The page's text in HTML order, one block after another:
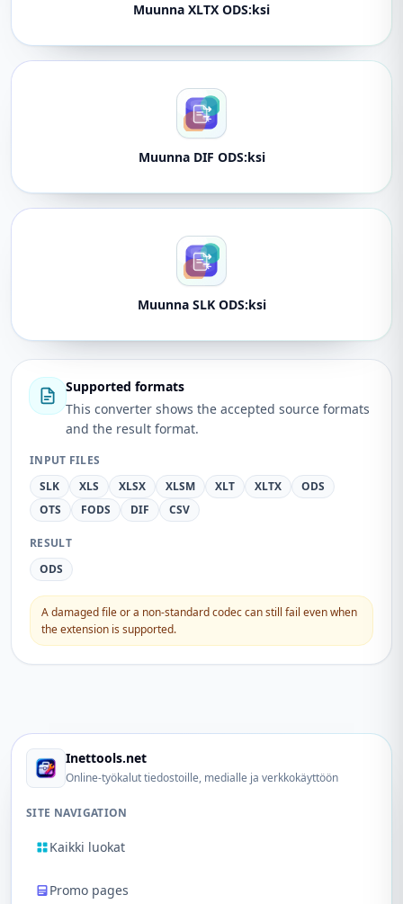
Muunna XLTX ODS:ksi
Muunna DIF ODS:ksi
Muunna SLK ODS:ksi
Supported formats
This converter shows the accepted source formats
and the result format.
INPUT FILES
SLK
XLS XLSX XLSM XLT XLTX
ODS
OTS
FODS DIF CSV
RESULT
ODS
A damaged file or a non-standard codec can still fail even when
the extension is supported.
Inettools.net
Online-työkalut tiedostoille, medialle ja verkkokäyttöön
SITE NAVIGATION
Kaikki luokat
Promo pages